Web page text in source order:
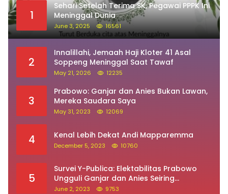
1
Sehari Setelah Terima SK, Pegawai PPPK Ini
Meninggal Dunia
June 3, 2025 16561
2
Innalillahi, Jemaah Haji Kloter 41 Asal
Soppeng Meninggal Saat Tawaf
May 21, 2026 12235
3
Prabowo: Ganjar dan Anies Bukan Lawan,
Mereka Saudara Saya
May 31, 2023 12069
4 Kenal Lebih Dekat Andi Mapparemma
December 5, 2023 10760
5
Survei Y-Publica: Elektabilitas Prabowo
Ungguli Ganjar dan Anies Seiring
Kepuasan Terhadap Jokowi Naik
June 2, 2023 9753